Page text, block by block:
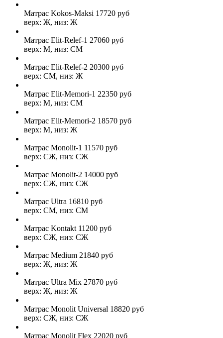
Матрас Kokos-Maksi 17720 руб
верх: Ж, низ: Ж
Матрас Elit-Relef-1 27060 руб
верх: М, низ: СМ
Матрас Elit-Relef-2 20300 руб
верх: СМ, низ: Ж
Матрас Elit-Memori-1 22350 руб
верх: М, низ: СМ
Матрас Elit-Memori-2 18570 руб
верх: М, низ: Ж
Матрас Monolit-1 11570 руб
верх: СЖ, низ: СЖ
Матрас Monolit-2 14000 руб
верх: СЖ, низ: СЖ
Матрас Ultra 16810 руб
верх: СМ, низ: СМ
Матрас Kontakt 11200 руб
верх: СЖ, низ: СЖ
Матрас Medium 21840 руб
верх: Ж, низ: Ж
Матрас Ultra Mix 27870 руб
верх: Ж, низ: Ж
Матрас Monolit Universal 18820 руб
верх: СЖ, низ: СЖ
Матрас Monolit Flex 22020 руб